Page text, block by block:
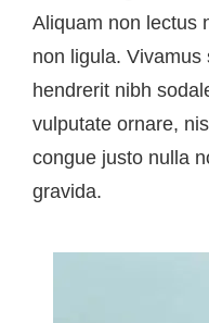
Aliquam non lectus
non ligula. Vivamus
hendrerit nibh
vulputate ornare,
congue justo nulla
gravida.